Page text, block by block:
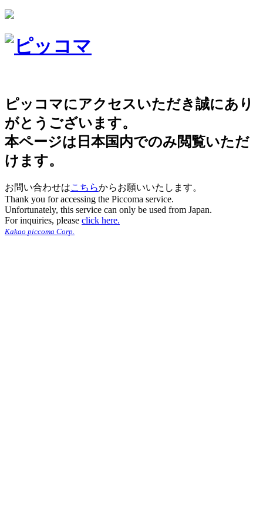
ピッコマにアクセスいただき誠にあり
がとうございます。
本ページは日本国内でのみ閲覧いただ
けます。
お問い合わせはこちらからお願いいたします。
Thank you for accessing the Piccoma service.
Unfortunately, this service can only be used from Japan.
For inquiries, please click here.
Kakao piccoma Corp.